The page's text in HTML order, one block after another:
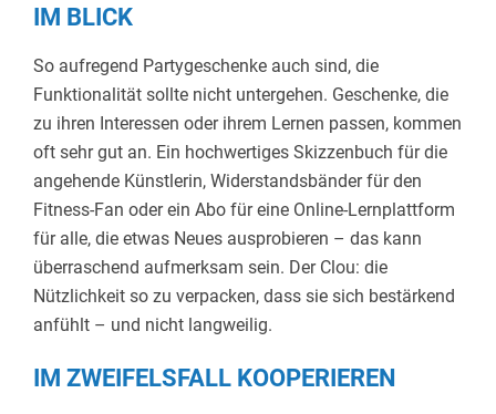
IM BLICK
So aufregend Partygeschenke auch sind, die
Funktionalität sollte nicht untergehen. Geschenke, die
zu ihren Interessen oder ihrem Lernen passen, kommen
oft sehr gut an. Ein hochwertiges Skizzenbuch für die
angehende Künstlerin, Widerstandsbänder für den
Fitness-Fan oder ein Abo für eine Online-Lernplattform
für alle, die etwas Neues ausprobieren – das kann
überraschend aufmerksam sein. Der Clou: die
Nützlichkeit so zu verpacken, dass sie sich bestärkend
anfühlt – und nicht langweilig.
IM ZWEIFELSFALL KOOPERIEREN